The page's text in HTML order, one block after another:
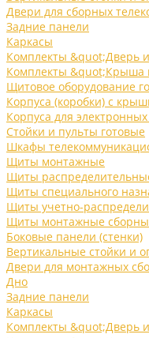
Двери для сборных
Задние панели
Каркасы
Комплекты &quot;Дверь
Комплекты &quot;Крыша
Щитовое оборудование
Корпуса (коробки) с
Корпуса для электронных
Стойки и пульты готовые
Шкафы
Щиты монтажные
Щиты
Щиты специального
Щиты учетно-
Щиты монтажные
Боковые панели (стенки)
Вертикальные стойки и
Двери для монтажных
Дно
Задние панели
Каркасы
Комплекты &quot;Дверь